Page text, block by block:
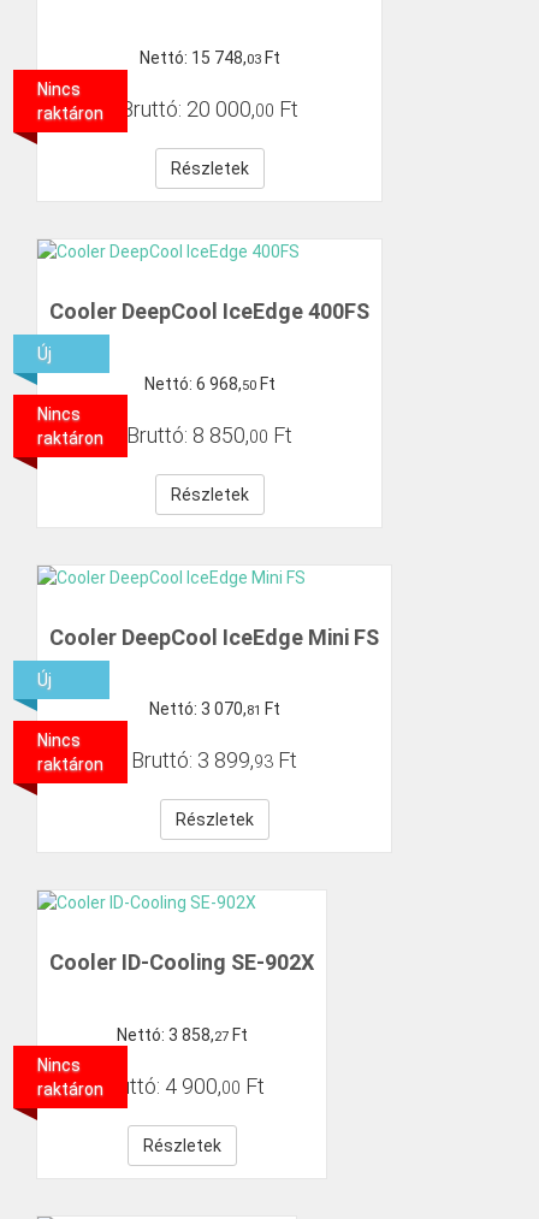
Nettó: 15 748,03 Ft
Bruttó: 20 000,00 Ft
Részletek
Nincs
raktáron
Cooler DeepCool IceEdge 400FS
Nettó: 6 968,50 Ft
Bruttó: 8 850,00 Ft
Részletek
Új
Nincs
raktáron
Cooler DeepCool IceEdge Mini FS
Nettó: 3 070,81 Ft
Bruttó: 3 899,93 Ft
Részletek
Új
Nincs
raktáron
Cooler ID-Cooling SE-902X
Nettó: 3 858,27 Ft
Bruttó: 4 900,00 Ft
Részletek
Nincs
raktáron